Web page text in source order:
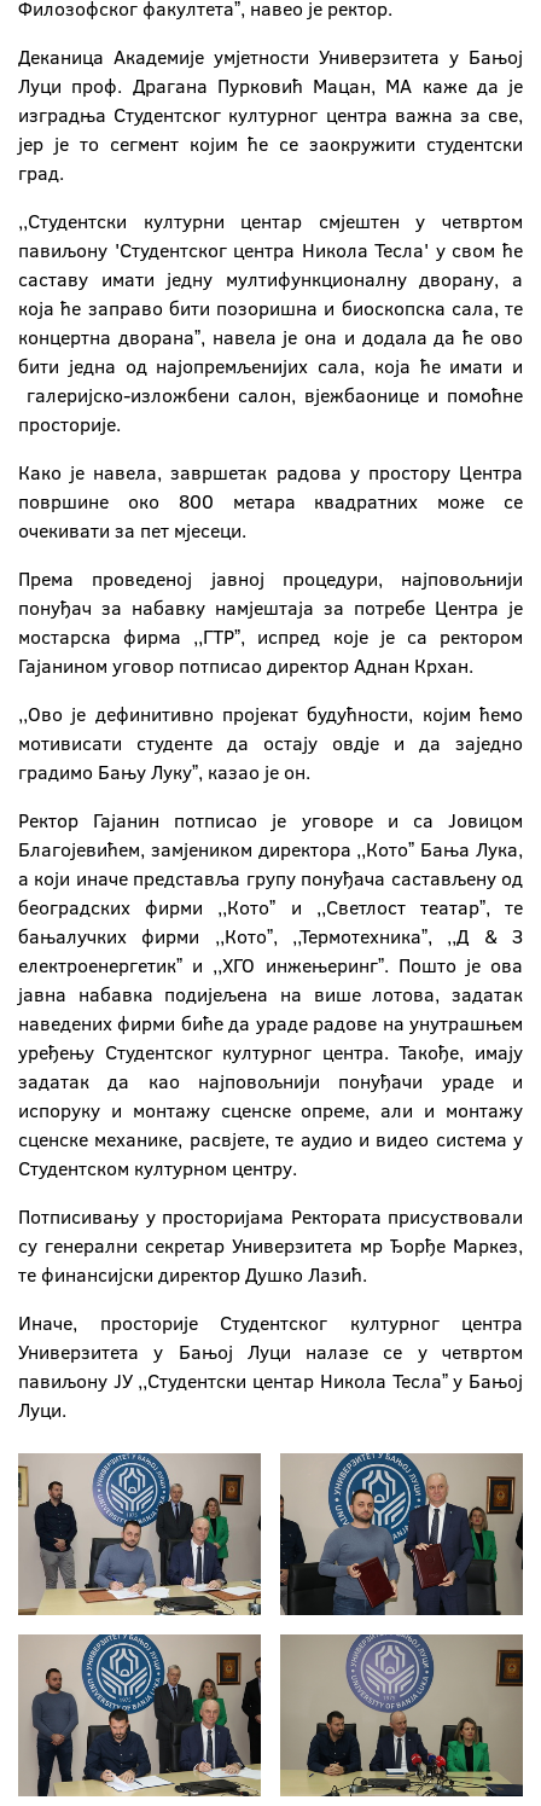
Филозофског факултетаˮ, навео је ректор.
Деканица Академије умјетности Универзитета у Бањој
Луци проф. Драгана Пурковић Мацан, МА каже да је
изградња Студентског културног центра важна за све,
јер је то сегмент којим ће се заокружити студентски
град.
,,Студентски културни центар смјештен у четвртом
павиљону 'Студентског центра Никола Тесла' у свом ће
саставу имати једну мултифункционалну дворану, а
која ће заправо бити позоришна и биоскопска сала, те
концертна дворанаˮ, навела је она и додала да ће ово
бити једна од најопремљенијих сала, која ће имати и
галеријско-изложбени салон, вјежбаонице и помоћне
просторије.
Како је навела, завршетак радова у простору Центра
површине око 800 метара квадратних може се
очекивати за пет мјесеци.
Према проведеној јавној процедури, најповољнији
понуђач за набавку намјештаја за потребе Центра је
мостарска фирма ,,ГТРˮ, испред које је са ректором
Гајанином уговор потписао директор Аднан Крхан.
,,Ово је дефинитивно пројекат будућности, којим ћемо
мотивисати студенте да остају овдје и да заједно
градимо Бању Лукуˮ, казао је он.
Ректор Гајанин потписао је уговоре и са Јовицом
Благојевићем, замјеником директора ,,Котоˮ Бања Лука,
а који иначе представља групу понуђача састављену од
београдских фирми ,,Котоˮ и ,,Светлост театарˮ, те
бањалучких фирми ,,Котоˮ, ,,Термотехникаˮ, ,,Д & З
електроенергетикˮ и ,,ХГО инжењерингˮ. Пошто је ова
јавна набавка подијељена на више лотова, задатак
наведених фирми биће да ураде радове на унутрашњем
уређењу Студентског културног центра. Такође, имају
задатак да као најповољнији понуђачи ураде и
испоруку и монтажу сценске опреме, али и монтажу
сценске механике, расвјете, те аудио и видео система у
Студентском културном центру.
Потписивању у просторијама Ректората присуствовали
су генерални секретар Универзитета мр Ђорђе Маркез,
те финансијски директор Душко Лазић.
Иначе, просторије Студентског културног центра
Универзитета у Бањој Луци налазе се у четвртом
павиљону ЈУ ,,Студентски центар Никола Теслаˮ у Бањој
Луци.